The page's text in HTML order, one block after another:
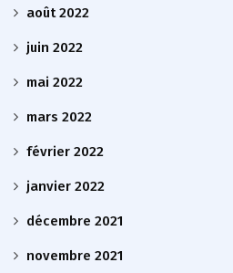
août 2022
juin 2022
mai 2022
mars 2022
février 2022
janvier 2022
décembre 2021
novembre 2021